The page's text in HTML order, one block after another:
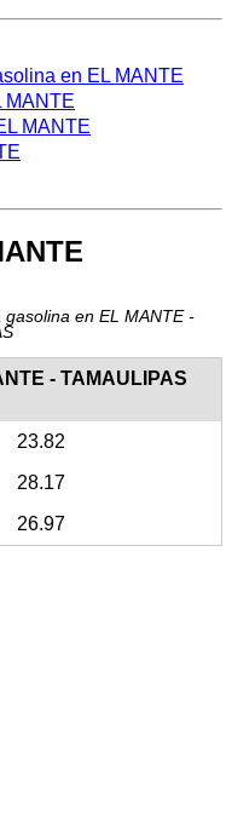
en EL MANTE
MANTE
MANTE
en EL MANTE -
- TAMAULIPAS
23.82
28.17
26.97